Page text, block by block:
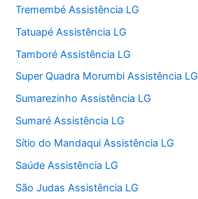
Tremembé Assistência LG
Tatuapé Assistência LG
Tamboré Assistência LG
Super Quadra Morumbi Assistência LG
Sumarezinho Assistência LG
Sumaré Assistência LG
Sítio do Mandaqui Assistência LG
Saúde Assistência LG
São Judas Assistência LG